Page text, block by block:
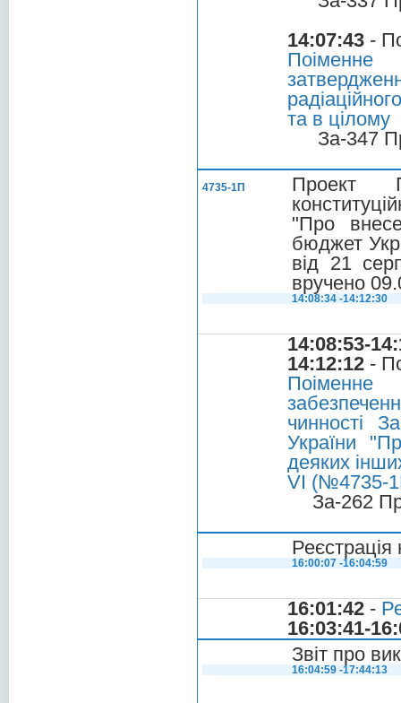
14:07:43 -
та в цілому
За-347
4735-1П
Проект
"Про
бюджет
від 21
вручено
14:08:34 -14:12:30
14:08:53-
14:12:12 -
чинності
України
деяких
VI (№4735-
За-262
Реєстрація
16:00:07 -16:04:59
16:01:42 -
16:03:41-
Звіт про
16:04:59 -17:44:13